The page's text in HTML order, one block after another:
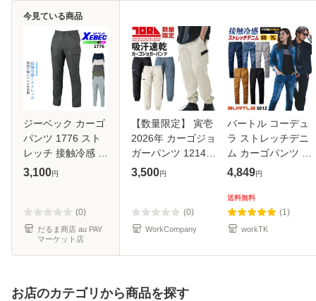
ジーベック カーゴ
パンツ 1776 スト
レッチ 接触冷感 帯
電防止 速乾性 男女
フォーム XEBEC
3,100円
(0)
だるま商店 au PAY
マーケット店
今見ている商品
【数量限定】 寅壱
2026年 カーゴジョ
ガーパンツ 1214-
235 メンズ レディ
点接触 作業ズボン
作業服
3,500円
(0)
WorkCompany
バートル コーデュ
ラ ストレッチデニ
ム カーゴパンツ 作
業ズボン ワークパ
涼しい 作業着 作業
服 カジュアル かっ
こい
4,849円
送料無料
(1)
workTK
お店のカテゴリから商品を探す